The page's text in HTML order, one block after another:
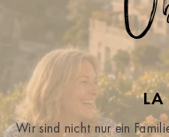
LA
Wir sind nicht nur ein